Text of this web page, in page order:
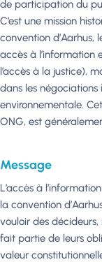
de participation du
C’est une mission
convention d’Aarhus,
accès à l’information
l’accès à la justice),
dans les négociations
environnementale.
ONG, est
Message
L’accès à
la convention
vouloir des
fait partie de leurs
valeur